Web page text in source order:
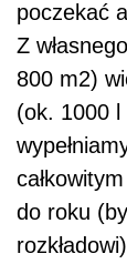
poczekać
Z
800 m2)
(ok. 1000 l
do roku